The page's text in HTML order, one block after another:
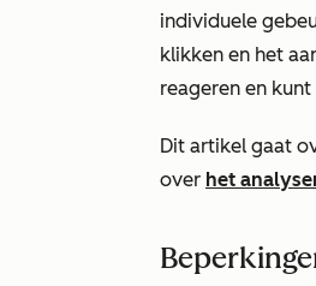
individuele
klikken en het
reageren en
Dit artikel gaat
over het